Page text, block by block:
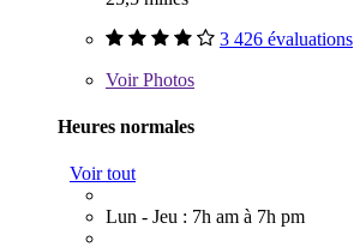
3 426 évaluations
VoirPhotos
Heures normales
Voir tout
Lun - Jeu : 7h am à 7h pm